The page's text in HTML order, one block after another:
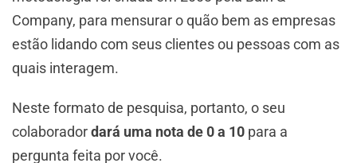
Company, para mensurar o quão bem as empresas
estão lidando com seus clientes ou pessoas com as
quais interagem.
Neste formato de pesquisa, portanto, o seu
colaboradordará uma nota de 0 a 10 para a
pergunta feita por você.